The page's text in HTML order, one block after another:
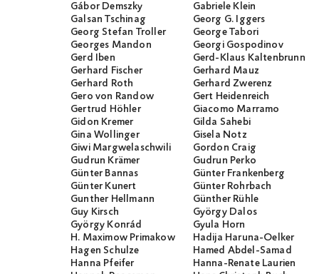
Gábor Demszky
Gabriele Klein
Galsan Tschinag
Georg G. Iggers
Georg Stefan Troller
George Tabori
Georges Mandon
Georgi Gospodinov
Gerd Iben
Gerd-Klaus Kaltenbrunner
Gerhard Fischer
Gerhard Mauz
Gerhard Roth
Gerhard Zwerenz
Gero von Randow
Gert Heidenreich
Gertrud Höhler
Giacomo Marramo
Gidon Kremer
Gilda Sahebi
Gina Wollinger
Gisela Notz
Giwi Margwelaschwili
Gordon Craig
Gudrun Krämer
Gudrun Perko
Günter Bannas
Günter Frankenberg
Günter Kunert
Günter Rohrbach
Gunther Hellmann
Günther Rühle
Guy Kirsch
György Dalos
György Konrád
Gyula Horn
H. Maximow Primakow
Hadija Haruna-Oelker
Hagen Schulze
Hamed Abdel-Samad
Hanna Pfeifer
Hanna-Renate Laurien